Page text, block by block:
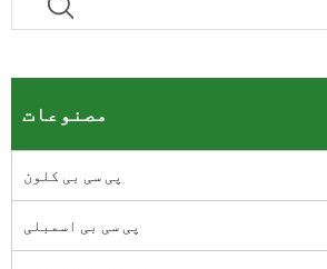
مصنوعات
پی سی بی کلون
پی سی بی اسمبلی